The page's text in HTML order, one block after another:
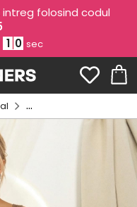
folosind codul
1 0 sec
Rochii cu imprimeu